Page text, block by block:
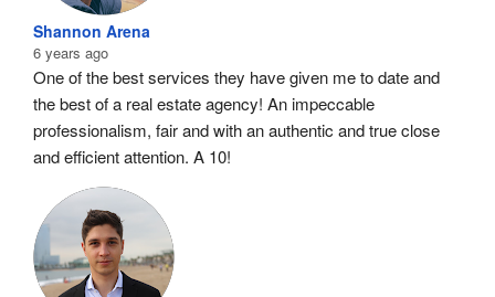
Shannon Arena
6 years ago
One of the best services they have given me to date and
the best of a real estate agency! An impeccable
professionalism, fair and with an authentic and true close
and efficient attention. A 10!